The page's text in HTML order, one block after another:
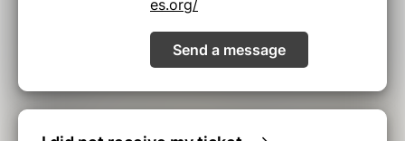
es.org/
Send a message